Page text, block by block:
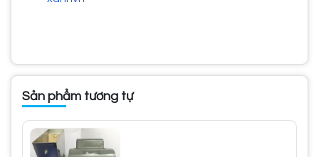
Sản phẩm tương tự